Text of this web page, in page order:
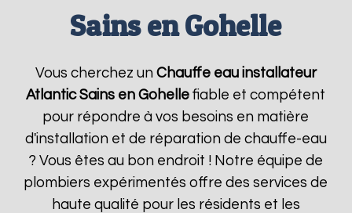
Sains en Gohelle
Vous cherchez un Chauffe eau installateur
Atlantic Sains en Gohelle fiable et compétent
pour répondre à vos besoins en matière
d'installation et de réparation de chauffe-eau
? Vous êtes au bon endroit ! Notre équipe de
plombiers expérimentés offre des services de
haute qualité pour les résidents et les